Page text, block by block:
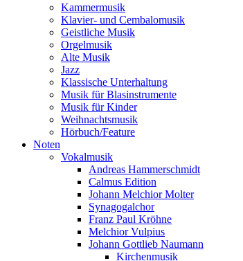
Kammermusik
Klavier- und Cembalomusik
Geistliche Musik
Orgelmusik
Alte Musik
Jazz
Klassische Unterhaltung
Musik für Blasinstrumente
Musik für Kinder
Weihnachtsmusik
Hörbuch/Feature
Noten
Vokalmusik
Andreas Hammerschmidt
Calmus Edition
Johann Melchior Molter
Synagogalchor
Franz Paul Kröhne
Melchior Vulpius
Johann Gottlieb Naumann
Kirchenmusik